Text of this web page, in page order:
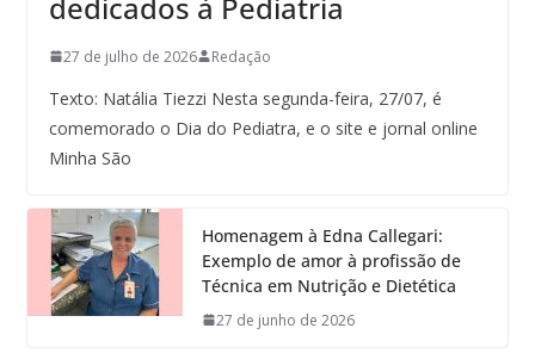
27 de julho de 2026 Redação
Texto: Natália Tiezzi Nesta segunda-feira, 27/07, é
comemorado o Dia do Pediatra, e o site e jornal online
Minha São
Homenagem à Edna Callegari:
Exemplo de amor à profissão de
Técnica em Nutrição e Dietética
27 de junho de 2026